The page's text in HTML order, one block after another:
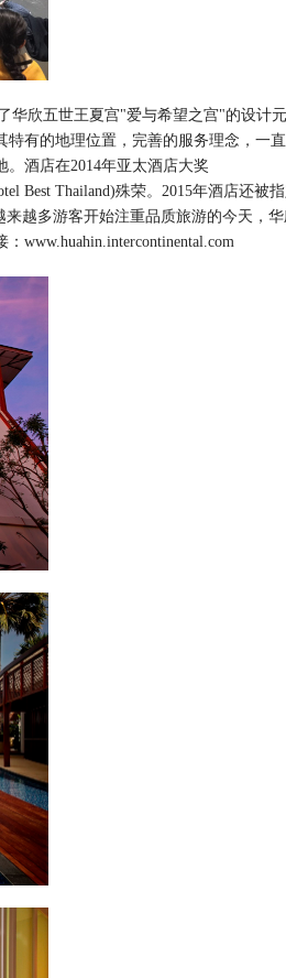
欣五世王夏宫"爱与希望之宫"的设计
有的地理位置，完善的服务理念，一
酒店在2014年亚太酒店大奖
Best Thailand)殊荣。2015年酒店还被
来越多游客开始注重品质旅游的今天，
www.huahin.intercontinental.com